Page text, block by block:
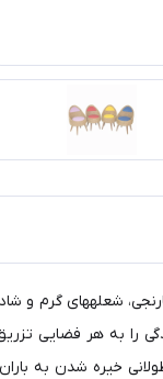
شعلههای گرم
به هر فضایی
خیره شدن به